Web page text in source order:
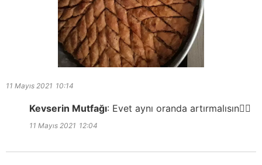
11 Mayıs 2021 10:14
Kevserin Mutfağı: Evet aynı oranda artırmalısın👍🏻
11 Mayıs 2021 12:04